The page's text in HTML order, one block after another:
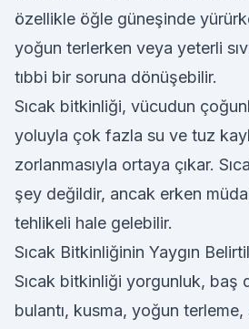
özellikle öğle güneşinde
yoğun terlerken veya yeterli
tıbbi bir soruna dönüşebilir.
Sıcak bitkinliği, vücudun
yoluyla çok fazla su ve tuz
zorlanmasıyla ortaya çıkar.
şey değildir, ancak erken
tehlikeli hale gelebilir.
Sıcak Bitkinliğinin Yaygın
Sıcak bitkinliği yorgunluk, baş
bulantı, kusma, yoğun